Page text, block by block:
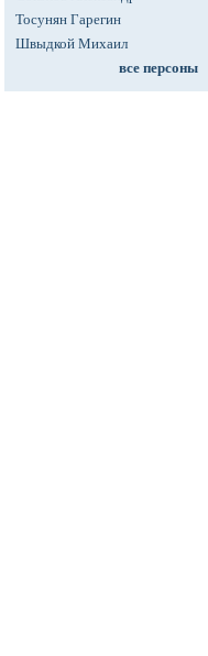
Тосунян Гарегин
Швыдкой Михаил
все персоны